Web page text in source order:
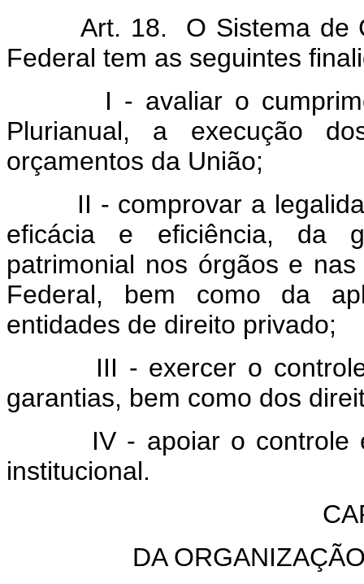
Art. 18. O Sistema de
Federal tem as seguintes
I - avaliar o
Plurianual, a execução
orçamentos da União;
II - comprovar a
eficácia e eficiência, da
patrimonial nos órgãos e
Federal, bem como da
entidades de direito privado;
III - exercer o controle
garantias, bem como dos
IV - apoiar o controle
institucional.
DA